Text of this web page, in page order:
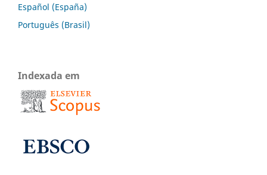
Español (España)
Português (Brasil)
Indexada em